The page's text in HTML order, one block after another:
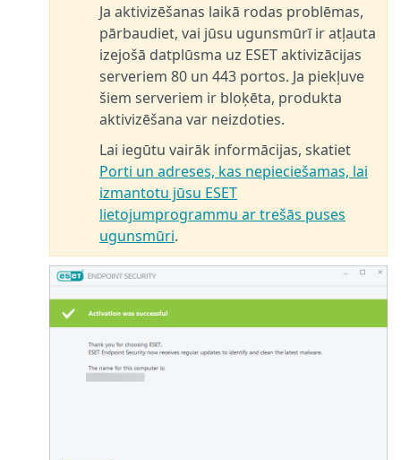
Ja aktivizēšanas laikā rodas problēmas,
pārbaudiet, vai jūsu ugunsmūrī ir atļauta
izejošā datplūsma uz ESET aktivizācijas
serveriem 80 un 443 portos. Ja piekļuve
šiem serveriem ir bloķēta, produkta
aktivizēšana var neizdoties.
Lai iegūtu vairāk informācijas, skatiet
Porti un adreses, kas nepieciešamas, lai
izmantotu jūsu ESET
lietojumprogrammu ar trešās puses
ugunsmūri.